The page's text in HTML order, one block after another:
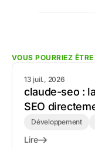
VOUS POURRIEZ ÊTRE
13 juil., 2026
claude-seo :
SEO
Développement
Lire